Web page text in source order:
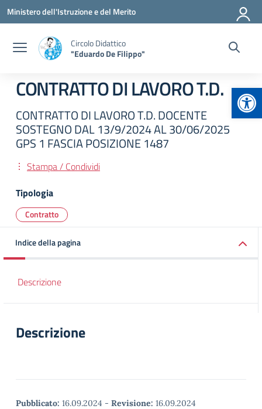
Vai ai contenuti
Vai al menu di navigazione
Vai al footer
Ministero dell'Istruzione e del Merito
Circolo Didattico
"Eduardo De Filippo"
CONTRATTO DI LAVORO T.D.
CONTRATTO DI LAVORO T.D. DOCENTE
SOSTEGNO DAL 13/9/2024 AL 30/06/2025
GPS 1 FASCIA POSIZIONE 1487
Stampa / Condividi
Tipologia
Contratto
Indice della pagina
Descrizione
Descrizione
Pubblicato: 16.09.2024 - Revisione: 16.09.2024